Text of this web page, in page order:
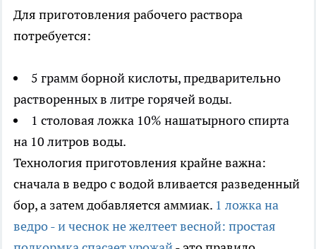
Для приготовления рабочего раствора
потребуется:
5 грамм борной кислоты, предварительно
растворенных в литре горячей воды.
1 столовая ложка 10% нашатырного спирта
на 10 литров воды.
Технология приготовления крайне важна:
сначала в ведро с водой вливается разведенный
бор, а затем добавляется аммиак. 1 ложка на
ведро - и чеснок не желтеет весной: простая